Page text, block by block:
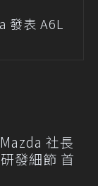
發表 A6L
社長
發細節 首